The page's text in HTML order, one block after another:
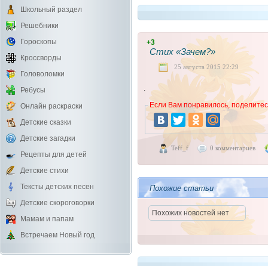
Школьный раздел
Решебники
Гороскопы
Кроссворды
Головоломки
Ребусы
Онлайн раскраски
Детские сказки
Детские загадки
Рецепты для детей
Детские стихи
Тексты детских песен
Детские скороговорки
Мамам и папам
Встречаем Новый год
+3
Стих «Зачем?»
25 августа 2015 22:29
.
Если Вам понравилось,
Teff_f 0 комментариев
Похожие статьи
Похожих новостей нет